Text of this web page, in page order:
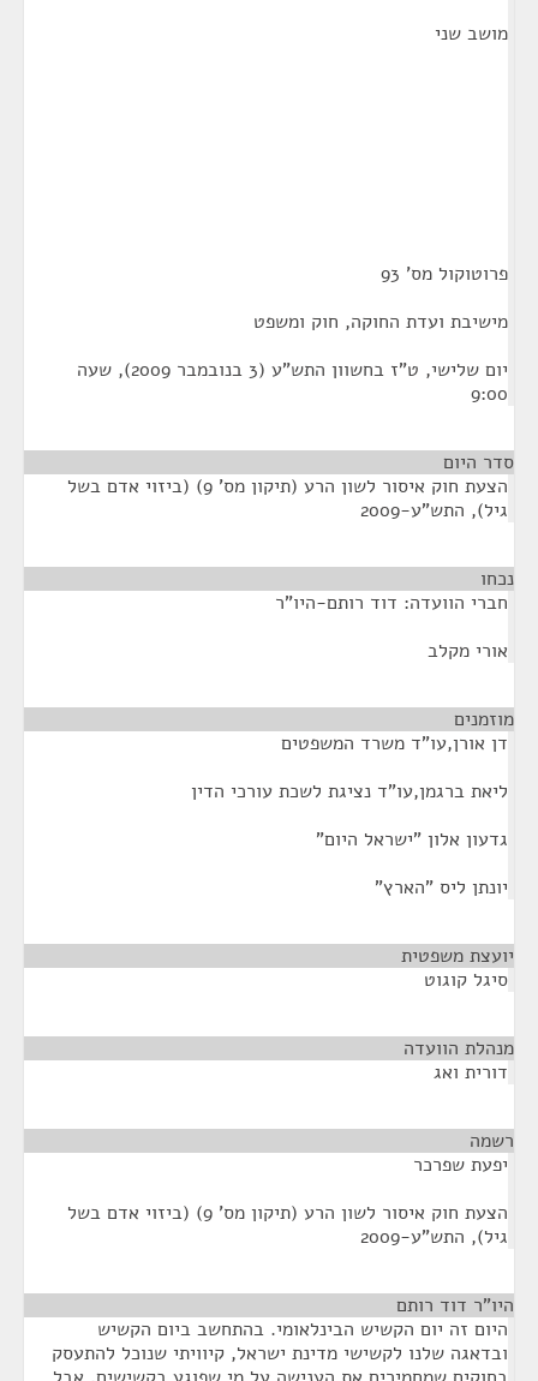
מושב שני
פרוטוקול מס' 93
מישיבת ועדת החוקה, חוק ומשפט
יום שלישי, ט"ז בחשוון התש"ע (3 בנובמבר 2009), שעה
9:00
סדר היום
הצעת חוק איסור לשון הרע (תיקון מס' 9) (ביזוי אדם בשל
גיל), התש"ע-2009
נכחו
חברי הוועדה: דוד רותם-היו"ר
אורי מקלב
מוזמנים
דן אורן,עו"ד משרד המשפטים
ליאת ברגמן,עו"ד נציגת לשכת עורכי הדין
גדעון אלון "ישראל היום"
יונתן ליס "הארץ"
יועצת משפטית
סיגל קוגוט
מנהלת הוועדה
דורית ואג
רשמה
יפעת שפרכר
הצעת חוק איסור לשון הרע (תיקון מס' 9) (ביזוי אדם בשל
גיל), התש"ע-2009
היו"ר דוד רותם
היום זה יום הקשיש הבינלאומי. בהתחשב ביום הקשיש
ובדאגה שלנו לקשישי מדינת ישראל, קיוויתי שנוכל להתעסק